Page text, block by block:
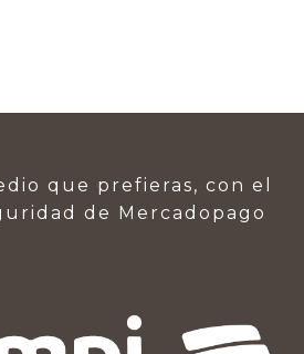
que prefieras, con el
de Mercadopago